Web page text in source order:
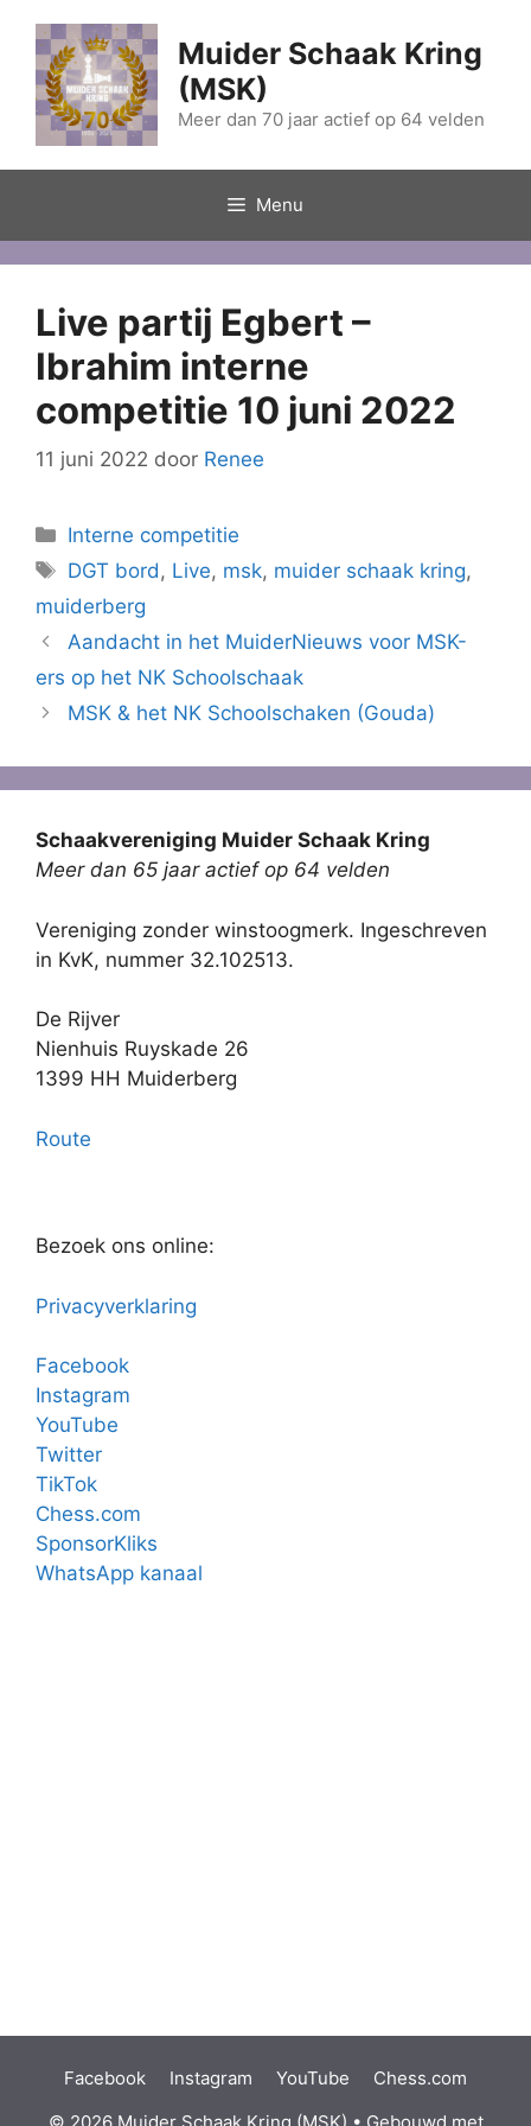
naar
inhoud
Muider Schaak Kring
(MSK)
Meer dan 70 jaar actief op 64 velden
Menu
Live partij Egbert –
Ibrahim interne
competitie 10 juni 2022
11 juni 2022 door Renee
Categorieën
Interne competitie
Tags
DGT bord, Live, msk, muider schaak kring,
muiderberg
Aandacht in het MuiderNieuws voor MSK-
ers op het NK Schoolschaak
MSK & het NK Schoolschaken (Gouda)
Schaakvereniging Muider Schaak Kring
Meer dan 65 jaar actief op 64 velden
Vereniging zonder winstoogmerk. Ingeschreven
in KvK, nummer 32.102513.
De Rijver
Nienhuis Ruyskade 26
1399 HH Muiderberg
Route
Bezoek ons online:
Privacyverklaring
Facebook
Instagram
YouTube
Twitter
TikTok
Chess.com
SponsorKliks
WhatsApp kanaal
Facebook Instagram YouTube
Chess.com